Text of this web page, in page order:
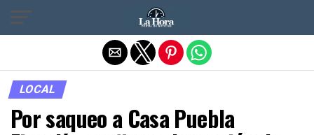
LOCAL
Por saqueo a Casa Puebla
Salir de la versión móvil